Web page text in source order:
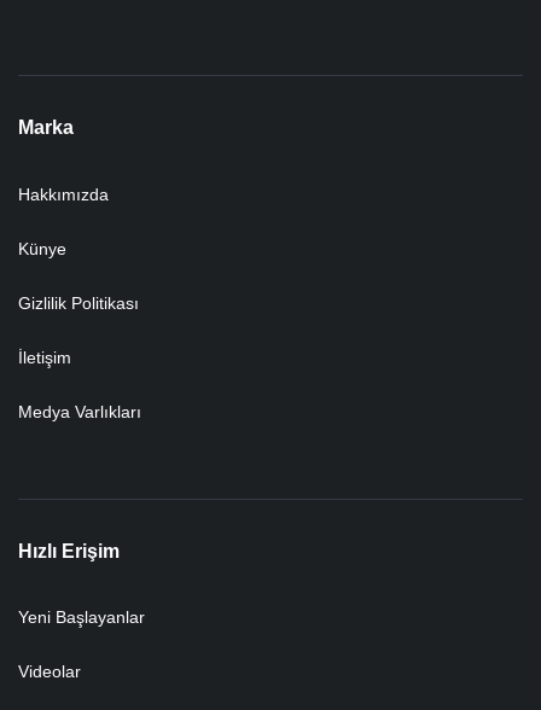
Marka
Hakkımızda
Künye
Gizlilik Politikası
İletişim
Medya Varlıkları
Hızlı Erişim
Yeni Başlayanlar
Videolar